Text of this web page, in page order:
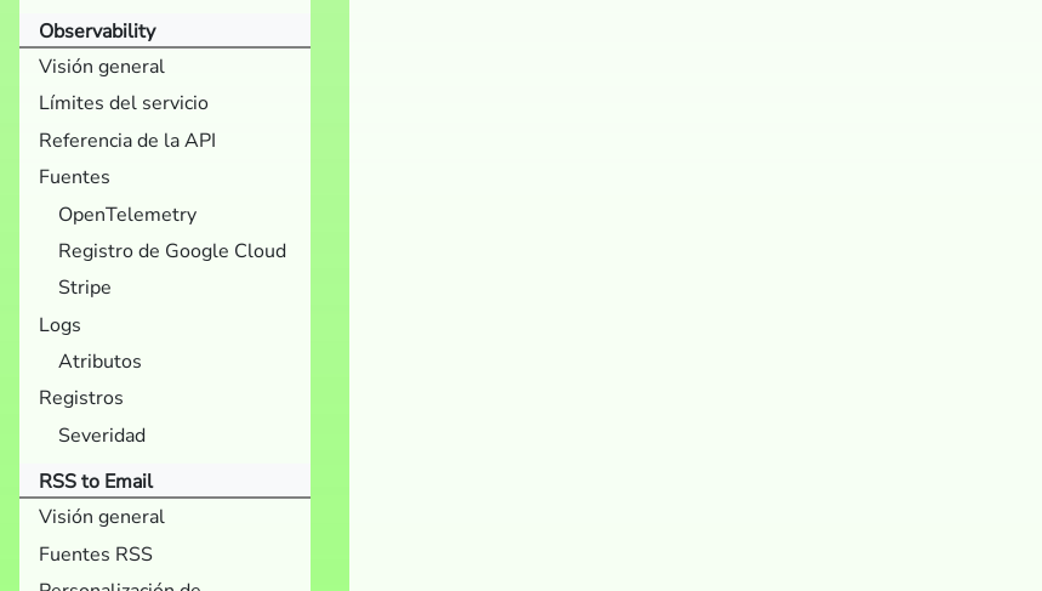
Observability
Visión general
Límites del servicio
Referencia de la API
Fuentes
OpenTelemetry
Registro de Google Cloud
Stripe
Logs
Atributos
Registros
Severidad
RSS to Email
Visión general
Fuentes RSS